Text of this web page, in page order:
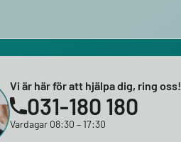
Vi är här för att hjälpa dig, ring oss!
031-180 180
Vardagar 08:30 – 17:30